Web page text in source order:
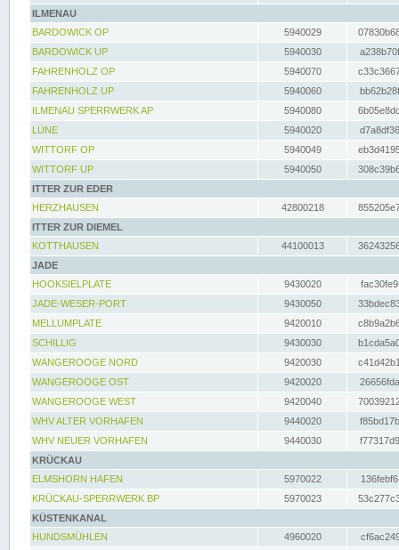
ILMENAU
BARDOWICK OP
5940029
BARDOWICK UP
5940030
FAHRENHOLZ OP
5940070
FAHRENHOLZ UP
5940060
ILMENAU SPERRWERK AP
5940080
LÜNE
5940020
WITTORF OP
5940049
WITTORF UP
5940050
ITTER ZUR EDER
HERZHAUSEN
42800218
ITTER ZUR DIEMEL
KOTTHAUSEN
44100013
JADE
HOOKSIELPLATE
9430020
JADE-WESER-PORT
9430050
MELLUMPLATE
9420010
SCHILLIG
9430030
WANGEROOGE NORD
9420030
WANGEROOGE OST
9420020
WANGEROOGE WEST
9420040
WHV ALTER VORHAFEN
9440020
WHV NEUER VORHAFEN
9440030
KRÜCKAU
ELMSHORN HAFEN
5970022
KRÜCKAU-SPERRWERK BP
5970023
KÜSTENKANAL
HUNDSMÜHLEN
4960020